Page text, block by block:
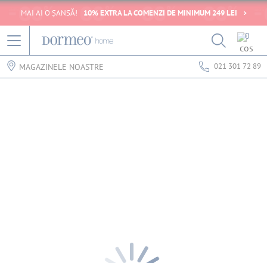
MAI AI O ȘANSĂ! 10% EXTRA LA COMENZI DE MINIMUM 249 LEI
0
MAGAZINELE NOASTRE 021 301 72 89